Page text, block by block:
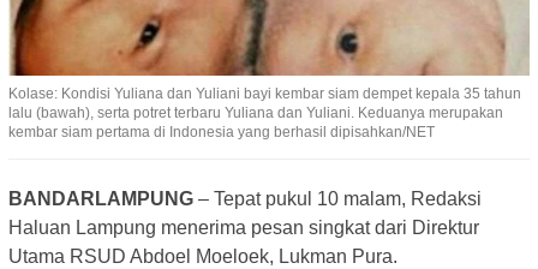
Kolase: Kondisi Yuliana dan Yuliani bayi kembar siam dempet kepala 35 tahun
lalu (bawah), serta potret terbaru Yuliana dan Yuliani. Keduanya merupakan
kembar siam pertama di Indonesia yang berhasil dipisahkan/NET
BANDARLAMPUNG – Tepat pukul 10 malam, Redaksi
Haluan Lampung menerima pesan singkat dari Direktur
Utama RSUD Abdoel Moeloek, Lukman Pura.